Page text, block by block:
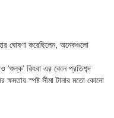
ঘোষণা করেছিলেন, অনেকগুলো
‘শুল্ক’ কিংবা এর কোন প্রতিশব্দ
স্পষ্ট সীমা টানার মতো কোনো